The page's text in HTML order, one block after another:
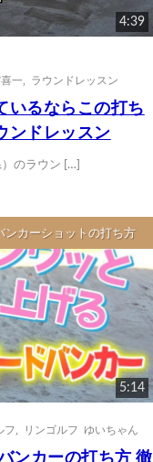
4:39
一 ラウンドレッスン
いるならこの打ち
ンドレッスン
のラウン […]
ンカーショットの打ち方
5:14
フ リンゴルフ ゆいちゃん
ンカーの打ち方 徹